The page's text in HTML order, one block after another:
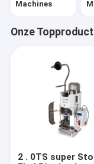
Machines
Onze
2 . 0TS super